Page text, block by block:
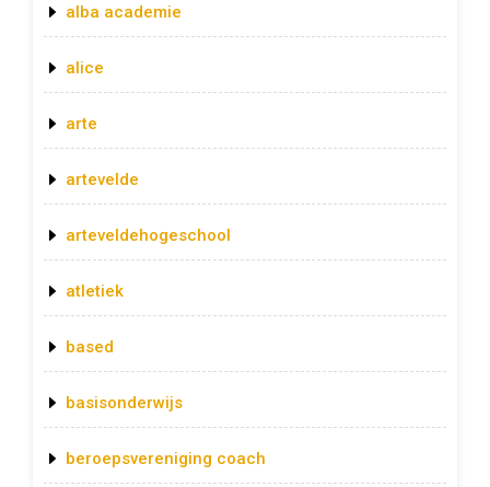
alba academie
alice
arte
artevelde
arteveldehogeschool
atletiek
based
basisonderwijs
beroepsvereniging coach